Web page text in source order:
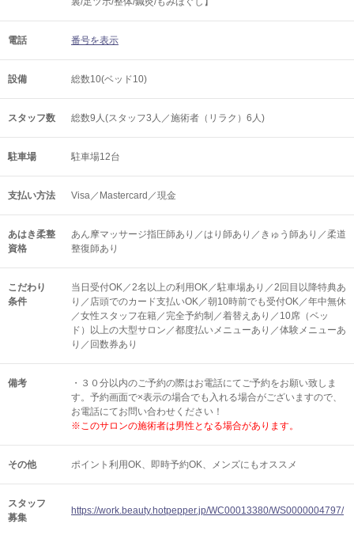
電話 番号を表示
設備 総数10(ベッド10)
スタッフ数 総数9人(スタッフ3人／施術者（リラク）6人)
駐車場 駐車場12台
支払い方法 Visa／Mastercard／現金
あはき柔整
資格
あん摩マッサージ指圧師あり／はり師あり／きゅう師あり／柔道
整復師あり
こだわり
条件
当日受付OK／2名以上の利用OK／駐車場あり／2回目以降特典あ
り／店頭でのカード支払いOK／朝10時前でも受付OK／年中無休
／女性スタッフ在籍／完全予約制／着替えあり／10席（ベッ
ド）以上の大型サロン／都度払いメニューあり／体験メニューあ
り／回数券あり
備考
・３０分以内のご予約の際はお電話にてご予約をお願い致しま
す。予約画面で×表示の場合でも入れる場合がございますので、
お電話にてお問い合わせください！
※このサロンの施術者は男性となる場合があります。
その他 ポイント利用OK 即時予約OK メンズにもオススメ
スタッフ
募集
https://work.beauty.hotpepper.jp/WC00013380/WS0000004797/